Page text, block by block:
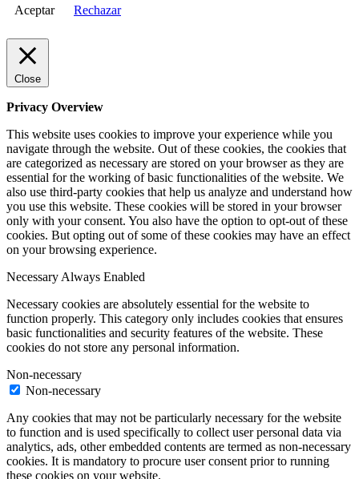
Aceptar Rechazar
Close
Privacy Overview
This website uses cookies to improve your experience while you
navigate through the website. Out of these cookies, the cookies that
are categorized as necessary are stored on your browser as they are
essential for the working of basic functionalities of the website. We
also use third-party cookies that help us analyze and understand how
you use this website. These cookies will be stored in your browser
only with your consent. You also have the option to opt-out of these
cookies. But opting out of some of these cookies may have an effect
on your browsing experience.
Necessary Always Enabled
Necessary cookies are absolutely essential for the website to
function properly. This category only includes cookies that ensures
basic functionalities and security features of the website. These
cookies do not store any personal information.
Non-necessary
Non-necessary
Any cookies that may not be particularly necessary for the website
to function and is used specifically to collect user personal data via
analytics, ads, other embedded contents are termed as non-necessary
cookies. It is mandatory to procure user consent prior to running
these cookies on your website.